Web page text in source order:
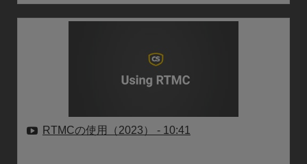
RTMCの使用（2023） - 10:41